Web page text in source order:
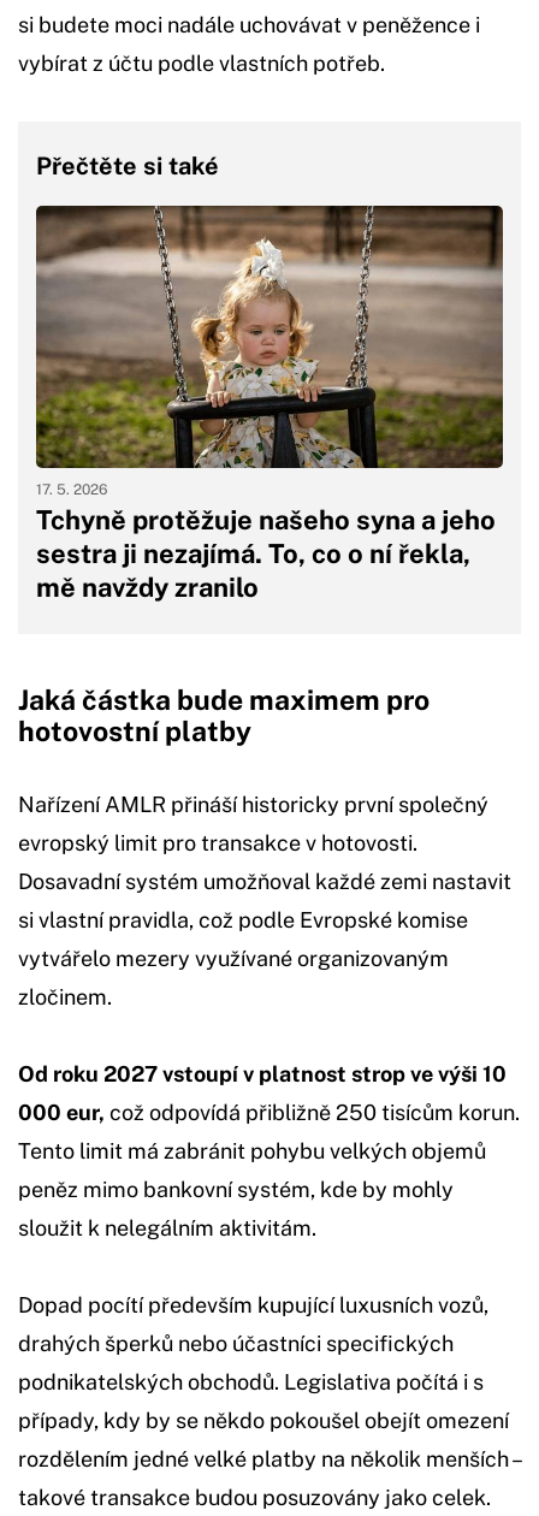
si budete moci nadále uchovávat v peněžence i
vybírat z účtu podle vlastních potřeb.
Přečtěte si také
Tchyně protěžuje našeho syna a jeho
sestra ji nezajímá. To, co o ní řekla,
mě navždy zranilo
17. 5. 2026
Jaká částka bude maximem pro
hotovostní platby
Nařízení AMLR přináší historicky první společný
evropský limit pro transakce v hotovosti.
Dosavadní systém umožňoval každé zemi nastavit
si vlastní pravidla, což podle Evropské komise
vytvářelo mezery využívané organizovaným
zločinem.
Od roku 2027 vstoupí v platnost strop ve výši 10
000 eur, což odpovídá přibližně 250 tisícům korun.
Tento limit má zabránit pohybu velkých objemů
peněz mimo bankovní systém, kde by mohly
sloužit k nelegálním aktivitám.
Dopad pocítí především kupující luxusních vozů,
drahých šperků nebo účastníci specifických
podnikatelských obchodů. Legislativa počítá i s
případy, kdy by se někdo pokoušel obejít omezení
rozdělením jedné velké platby na několik menších –
takové transakce budou posuzovány jako celek.